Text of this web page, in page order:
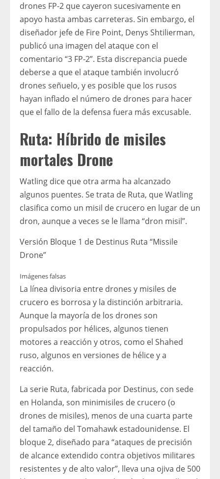
drones FP-2 que cayeron sucesivamente en
apoyo hasta ambas carreteras. Sin embargo, el
diseñador jefe de Fire Point, Denys Shtilierman,
publicó una imagen del ataque con el
comentario “3 FP-2”. Esta discrepancia puede
deberse a que el ataque también involucró
drones señuelo, y es posible que los rusos
hayan inflado el número de drones para hacer
que el fallo de la defensa fuera más excusable.
Ruta: Híbrido de misiles
mortales Drone
Watling dice que otra arma ha alcanzado
algunos puentes. Se trata de Ruta, que Watling
clasifica como un misil de crucero en lugar de un
dron, aunque a veces se le llama “dron misil”.
Versión Bloque 1 de Destinus Ruta “Missile
Drone”
Imágenes falsas
La línea divisoria entre drones y misiles de
crucero es borrosa y la distinción arbitraria.
Aunque la mayoría de los drones son
propulsados ​​por hélices, algunos tienen
motores a reacción y otros, como el Shahed
ruso, algunos en versiones de hélice y a
reacción.
La serie Ruta, fabricada por Destinus, con sede
en Holanda, son minimisiles de crucero (o
drones de misiles), menos de una cuarta parte
del tamaño del Tomahawk estadounidense. El
bloque 2, diseñado para “ataques de precisión
de alcance extendido contra objetivos militares
resistentes y de alto valor”, lleva una ojiva de 500